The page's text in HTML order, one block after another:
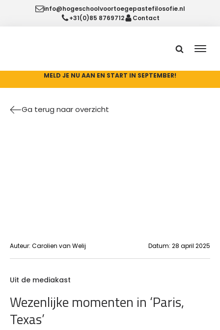
info@hogeschoolvoortoegepastefilosofie.nl
+31(0)85 8769712
Contact
MELD JE NU AAN EN START IN SEPTEMBER!
Ga terug naar overzicht
Auteur: Carolien van Welij Datum: 28 april 2025
Uit de mediakast
Wezenlijke momenten in ‘Paris,
Texas’